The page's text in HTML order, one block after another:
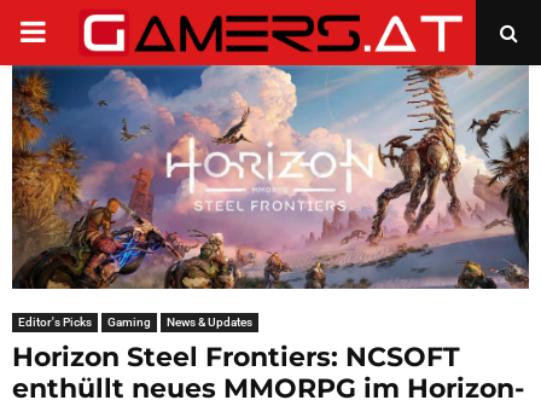
PRIMARY
MENU
Editor's Picks Gaming News & Updates
Horizon Steel Frontiers: NCSOFT
enthüllt neues MMORPG im Horizon-